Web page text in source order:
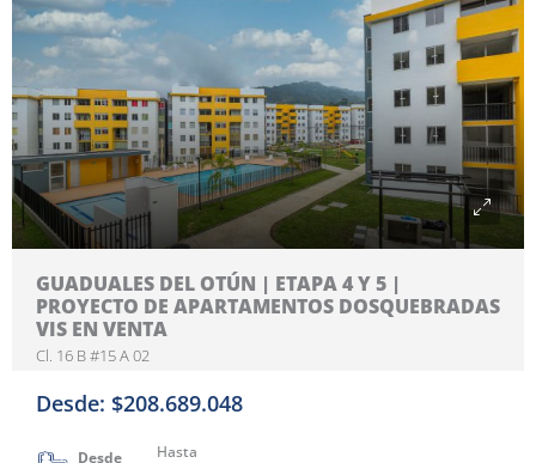
GUADUALES DEL OTÚN | ETAPA 4 Y 5 |
PROYECTO DE APARTAMENTOS DOSQUEBRADAS
VIS EN VENTA
Cl. 16 B #15 A 02
Desde: $208.689.048
Desde
Hasta